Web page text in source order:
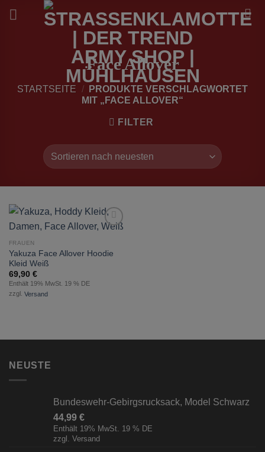
Inhalt
Face Allover
STARTSEITE /
PRODUKTE VERSCHLAGWORTET
MIT „FACE ALLOVER“
FILTER
hinzufügen
FRAUEN
Yakuza Face Allover Hoodie
Kleid Weiß
69,90 €
Enthält 19% MwSt. 19 % DE
zzgl. Versand
NEUSTE
Bundeswehr-Gebirgsrucksack, Model Schwarz
44,99 €
Enthält 19% MwSt. 19 % DE
zzgl. Versand